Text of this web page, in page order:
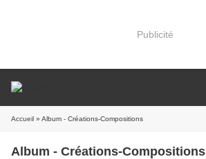
Publicité
Accueil » Album - Créations-Compositions
Album - Créations-Compositions